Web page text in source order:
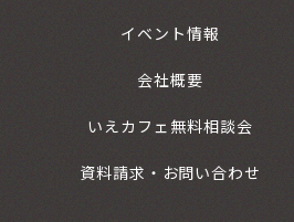
イベント情報
会社概要
いえカフェ無料相談会
資料請求・お問い合わせ